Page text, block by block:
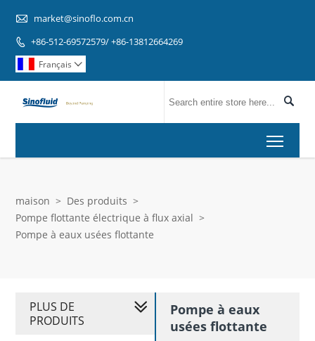
 market@sinoflo.com.cn
 +86-512-69572579/ +86-13812664269
Français 

maison > Des produits >
Pompe flottante électrique à flux axial >
Pompe à eaux usées flottante
Pompe à eaux
usées flottante
PLUS DE
PRODUITS